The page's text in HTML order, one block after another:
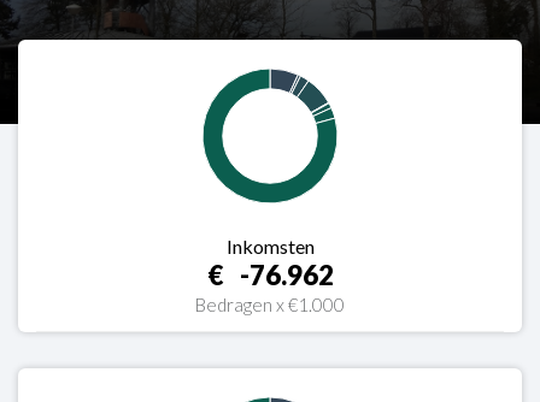
Inkomsten
-76.962
Bedragen x €1.000